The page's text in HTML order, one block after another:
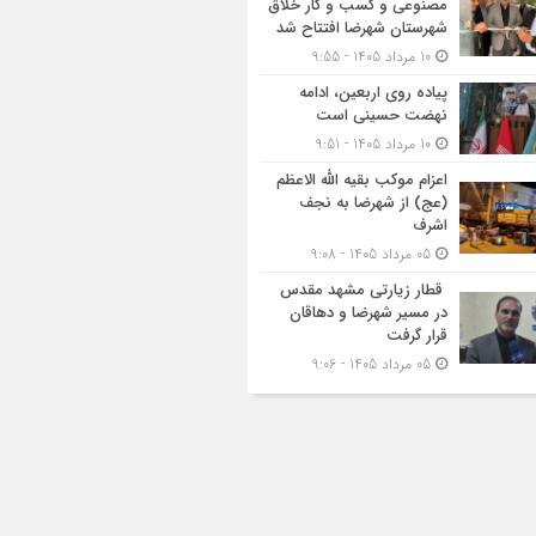
مصنوعی و کسب‌ و کار خلاق
شهرستان شهرضا افتتاح شد
پیاده روی اربعین، ادامه
نهضت حسینی است
اعزام موکب بقیه الله الاعظم
(عج) از شهرضا به نجف
اشرف
قطار زیارتی مشهد مقدس
در مسیر شهرضا و دهاقان
قرار گرفت